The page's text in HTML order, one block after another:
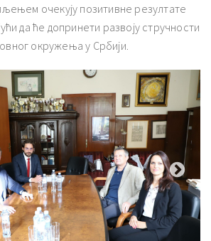
очекују позитивне резултате
да ће допринети развоју стручности
окружења у Србији.